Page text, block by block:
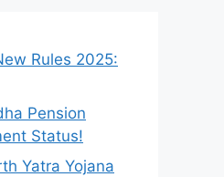
Rules 2025:
Pension
Status!
Yatra Yojana